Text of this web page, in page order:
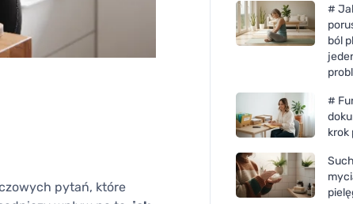
pytań, które
#
ból
#
krok